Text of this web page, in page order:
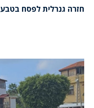
חזרה גנרלית לפסח בטבע